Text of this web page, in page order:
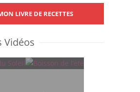
LIVRE DE RECETTES
Vidéos